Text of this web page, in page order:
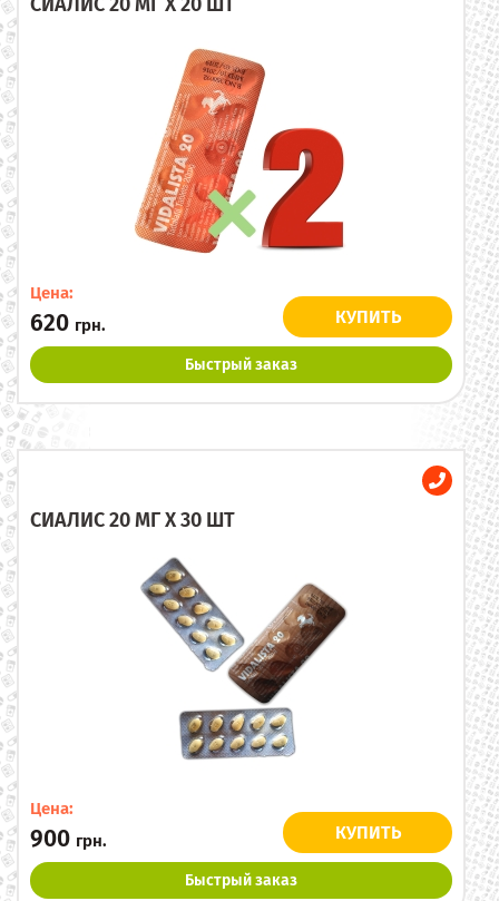
Цена:
620 грн. КУПИТЬ
Быстрый заказ
СИАЛИС 20 МГ X 30 ШТ
Цена:
900 грн. КУПИТЬ
Быстрый заказ